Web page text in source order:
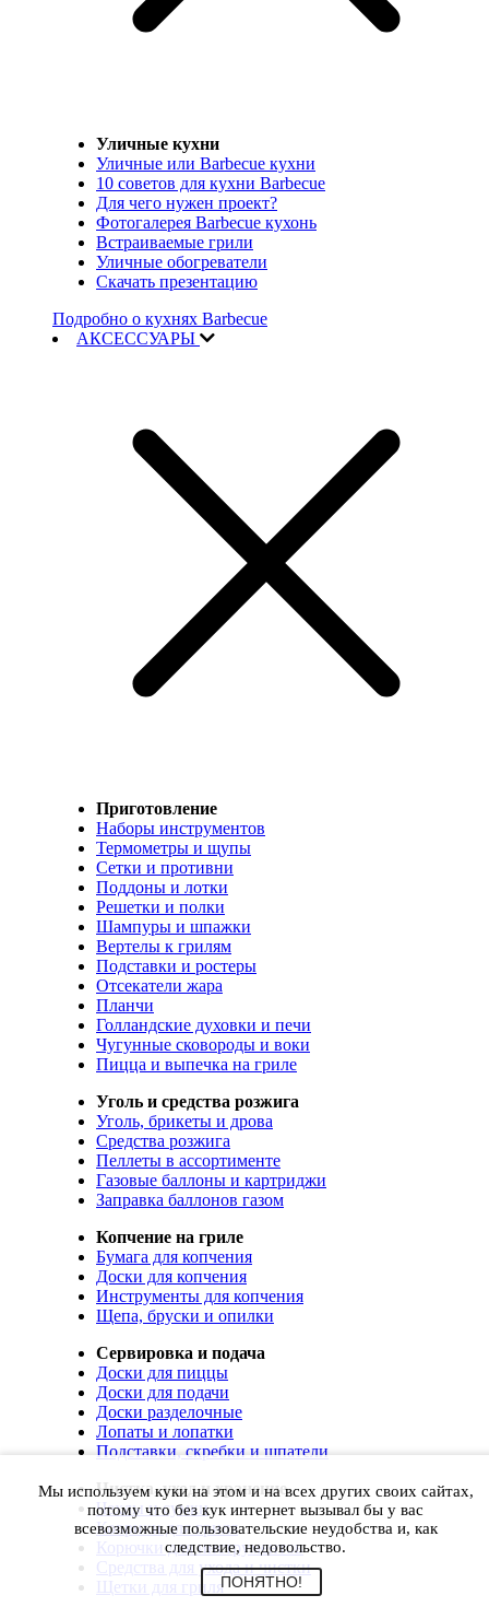
Уличные кухни
Уличные или Barbecue кухни
10 советов для кухни Barbecue
Для чего нужен проект?
Фотогалерея Barbecue кухонь
Встраиваемые грили
Уличные обогреватели
Скачать презентацию
Подробно о кухнях Barbecue
АКСЕССУАРЫ
Приготовление
Наборы инструментов
Термометры и щупы
Сетки и противни
Поддоны и лотки
Решетки и полки
Шампуры и шпажки
Вертелы к грилям
Подставки и ростеры
Отсекатели жара
Планчи
Голландские духовки и печи
Чугунные сковороды и воки
Пицца и выпечка на гриле
Уголь и средства розжига
Уголь, брикеты и дрова
Средства розжига
Пеллеты в ассортименте
Газовые баллоны и картриджи
Заправка баллонов газом
Копчение на гриле
Бумага для копчения
Доски для копчения
Инструменты для копчения
Щепа, бруски и опилки
Сервировка и подача
Доски для пиццы
Доски для подачи
Доски разделочные
Лопаты и лопатки
Подставки, скребки и шпатели
Чистка, уход и хранение
Чехлы и сумки
Коврики для гриля
Корючки для инструментов
Средства для ухода и чистки
Щетки для гриля
Мы используем куки на этом и на всех других своих сайтах,
потому что без кук интернет вызывал бы у вас
всевозможные пользовательские неудобства и, как
следствие, недовольство.
ПОНЯТНО!